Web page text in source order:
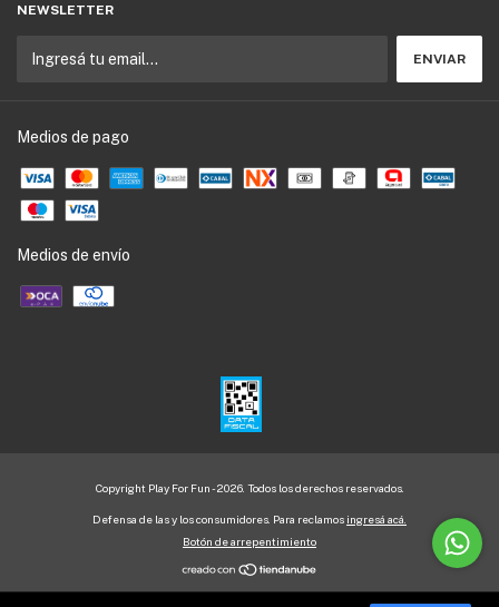
NEWSLETTER
Medios de pago
Medios de envío
Copyright Play For Fun - 2026. Todos los derechos reservados.
Defensa de las y los consumidores. Para reclamos ingresá acá.
Botón de arrepentimiento